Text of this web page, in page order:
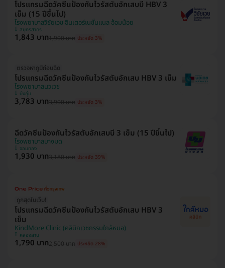
โปรแกรมฉีดวัคซีนป้องกันไวรัสตับอักเสบบี HBV 3
เข็ม (15 ปีขึ้นไป)
โรงพยาบาลวิชัยเวช อินเตอร์เนชั่นแนล อ้อมน้อย
สมุทรสาคร
1,843 บาท1,900 บาท ประหยัด 3%
ตรวจหาภูมิก่อนฉีด
โปรแกรมฉีดวัคซีนป้องกันไวรัสตับอักเสบ HBV 3 เข็ม
โรงพยาบาลนวเวช
บึงกุ่ม
3,783 บาท3,900 บาท ประหยัด 3%
ฉีดวัคซีนป้องกันไวรัสตับอักเสบบี 3 เข็ม (15 ปีขึ้นไป)
โรงพยาบาลบางมด
จอมทอง
1,930 บาท3,180 บาท ประหยัด 39%
ถูกสุดในเว็บ!
โปรแกรมฉีดวัคซีนป้องกันไวรัสตับอักเสบ HBV 3
เข็ม
KindMore Clinic (คลินิกเวชกรรมใกล้หมอ)
คลองสาน
1,790 บาท2,500 บาท ประหยัด 28%